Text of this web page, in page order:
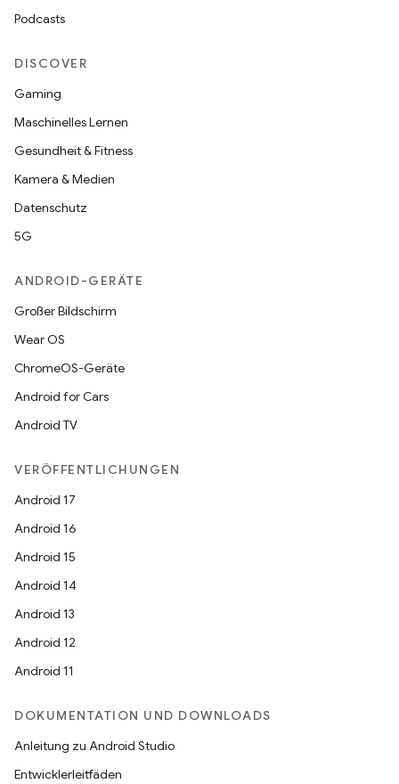
Podcasts
DISCOVER
Gaming
Maschinelles Lernen
Gesundheit & Fitness
Kamera & Medien
Datenschutz
5G
ANDROID-GERÄTE
Großer Bildschirm
Wear OS
ChromeOS-Geräte
Android for Cars
Android TV
VERÖFFENTLICHUNGEN
Android 17
Android 16
Android 15
Android 14
Android 13
Android 12
Android 11
DOKUMENTATION UND DOWNLOADS
Anleitung zu Android Studio
Entwicklerleitfäden